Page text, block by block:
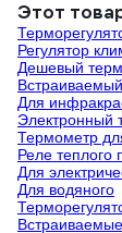
Этот
Регулятор
Дешевый
Встраиваемый
Для
Электронный
Термометр
Реле теплого
Для
Для водяного
Встраиваемые